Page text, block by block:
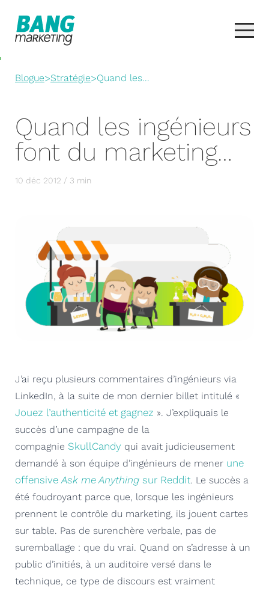
Blogue>Stratégie>Quand les...
Quand les ingénieurs
font du marketing…
10 déc 2012 / 3 min
J’ai reçu plusieurs commentaires d’ingénieurs via
LinkedIn, à la suite de mon dernier billet intitulé «
Jouez l’authenticité et gagnez ». J’expliquais le
succès d’une campagne de la
compagnie SkullCandy qui avait judicieusement
demandé à son équipe d’ingénieurs de mener une
offensive Ask me Anything sur Reddit. Le succès a
été foudroyant parce que, lorsque les ingénieurs
prennent le contrôle du marketing, ils jouent cartes
sur table. Pas de surenchère verbale, pas de
suremballage : que du vrai. Quand on s’adresse à un
public d’initiés, à un auditoire versé dans le
technique, ce type de discours est vraiment